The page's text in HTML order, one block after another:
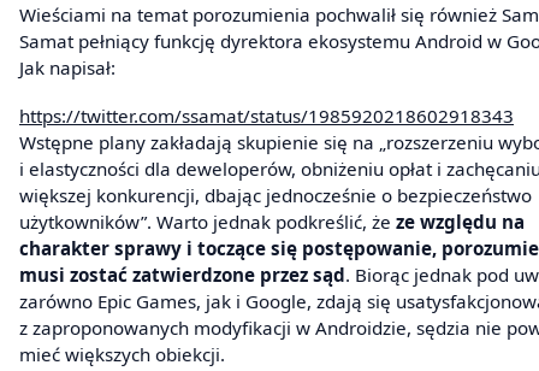
Wieściami na temat porozumienia pochwalił się również
Samat pełniący funkcję dyrektora ekosystemu Android w
Jak napisał:
https://twitter.com/ssamat/status/1985920218602918343
Wstępne plany zakładają skupienie się na „rozszerzeniu
i elastyczności dla deweloperów, obniżeniu opłat i
większej konkurencji, dbając jednocześnie o bezpieczeństwo
użytkowników”. Warto jednak podkreślić, że ze względu na
charakter sprawy i toczące się postępowanie,
musi zostać zatwierdzone przez sąd. Biorąc jednak pod
zarówno Epic Games, jak i Google, zdają się
z zaproponowanych modyfikacji w Androidzie, sędzia nie
mieć większych obiekcji.